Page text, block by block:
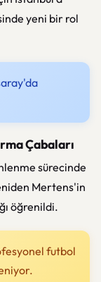
yeni bir rol
Çabaları
sürecinde
Mertens'in
öğrenildi.
futbol